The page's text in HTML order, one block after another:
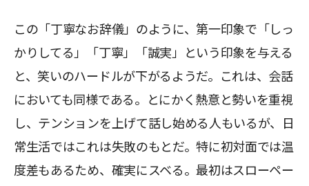
この「丁寧なお辞儀」のように、第一印象で「しっ
かりしてる」「丁寧」「誠実」という印象を与える
と、笑いのハードルが下がるようだ。これは、会話
においても同様である。とにかく熱意と勢いを重視
し、テンションを上げて話し始める人もいるが、日
常生活ではこれは失敗のもとだ。特に初対面では温
度差もあるため、確実にスベる。最初はスローペー